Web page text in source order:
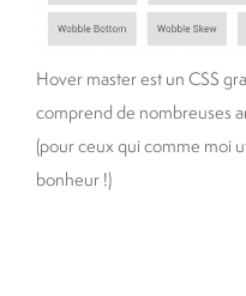
Hover master est un CSS
comprend de nombreuses
(pour ceux qui comme moi
bonheur !)